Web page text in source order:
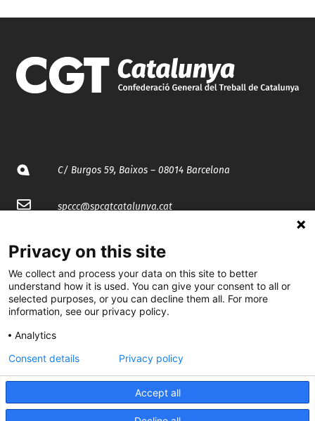
C/ Burgos 59, Baixos – 08014 Barcelona
spccc@spcgtcatalunya.cat
@CGTCatalunya
cgtcatalunya
CGTCatalunya
cgtcatalunya
Privacy on this site
We collect and process your data on this site to better
understand how it is used. You can give your consent to all or
selected purposes, or you can decline them all. For more
information, see our privacy policy.
Analytics
Accept all
Consent details Privacy policy